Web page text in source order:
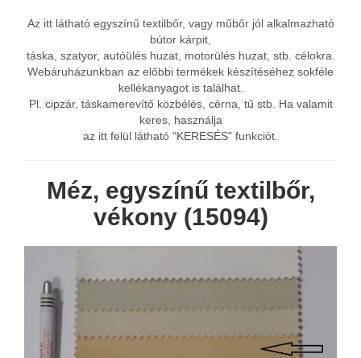
Az itt látható egyszínű textilbőr, vagy műbőr jól alkalmazható
bútor kárpit,
táska, szatyor, autóülés huzat, motorülés huzat, stb. célokra.
Webáruházunkban az előbbi termékek készítéséhez sokféle
kellékanyagot is találhat.
Pl. cipzár, táskamerevítő közbélés, cérna, tű stb. Ha valamit
keres, használja
az itt felül látható "KERESÉS" funkciót.
Méz, egyszínű textilbőr,
vékony (15094)